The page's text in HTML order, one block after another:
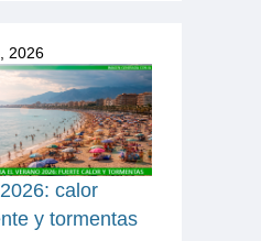
2026
calor
y tormentas